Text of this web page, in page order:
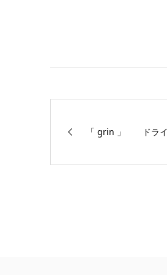
「 grin 」 ドラ